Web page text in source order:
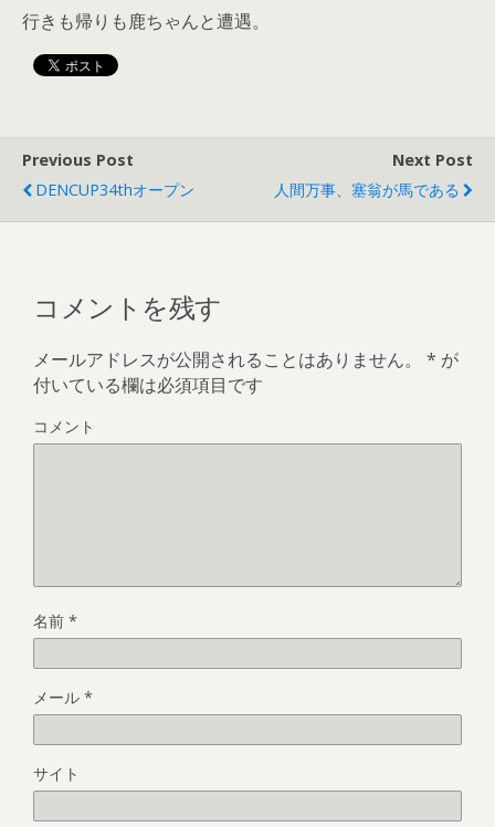
行きも帰りも鹿ちゃんと遭遇。
Previous Post
DENCUP34thオープン
Next Post
人間万事、塞翁が馬である
コメントを残す
メールアドレスが公開されることはありません。 * が
付いている欄は必須項目です
コメント
名前 *
メール *
サイト